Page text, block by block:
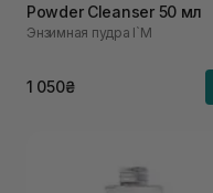
Powder Cleanser 50 мл
Энзимная пудра I`M
1 050₴